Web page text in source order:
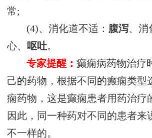
常;
(4)、消化道不适： 腹泻、消
心、
呕吐。
专家提醒：癫痫病药物治疗
己的药物，根据不同的癫痫类型
痫药物，这是癫痫患者用药治疗
因此，同一种药对不同的患者来
不一样的。